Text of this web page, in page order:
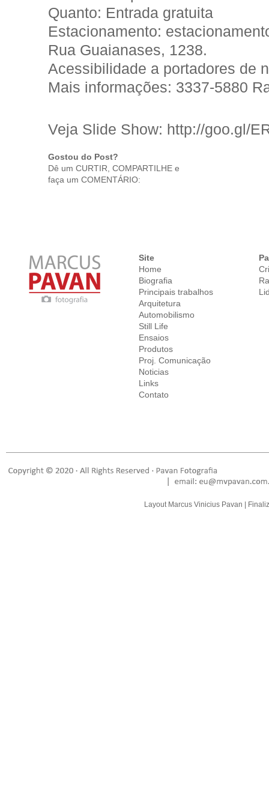
Quanto: Entrada gratuita
Estacionamento:
Rua Guaianases, 1238.
Acessibilidade a portadores de
Mais informações: 3337-5880
Veja Slide Show: http://goo.gl/
Gostou do Post?
Dê um CURTIR, COMPARTILHE e
faça um COMENTÁRIO:
Site
Home
Biografia
Principais trabalhos
Arquitetura
Automobilismo
Still Life
Ensaios
Produtos
Proj. Comunicação
Noticias
Links
Contato
Layout Marcus Vinicius Pavan |